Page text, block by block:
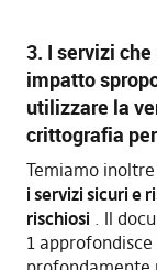
3. I servizi
impatto
utilizzare la
crittografia
Temiamo
i servizi sicuri e
rischiosi . Il
1